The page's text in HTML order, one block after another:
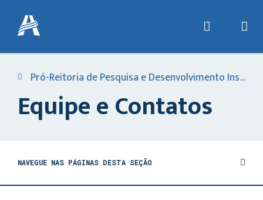
Pró-Reitoria de Pesquisa e Desenvolvimento Institucional
Equipe e Contatos
NAVEGUE NAS PÁGINAS DESTA SEÇÃO